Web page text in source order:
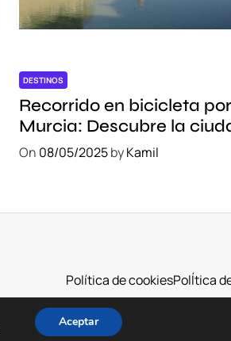
DESTINOS
Recorrido en bicicleta por
Murcia: Descubre la
forma sostenible
On 08/05/2025byKamil
Política de cookiesPolÍtica
Aceptar